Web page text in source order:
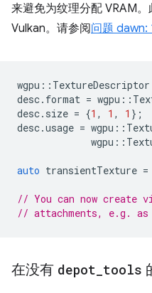
来避免为纹理分配 VRAM
Vulkan。请参阅问题 dawn:
wgpu :: TextureDescriptor
desc. format = wgpu ::
desc. size = {1 , 1 , 1 };
desc.usage = wgpu ::
wgpu ::
auto transientTexture =
// You can now create
// attachments, e.g.
在没有 depot tools